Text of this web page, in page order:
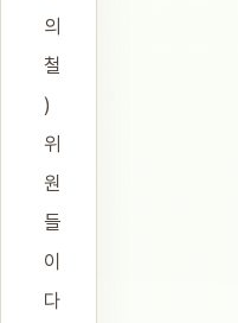
의
철
)
위
원
들
이
다